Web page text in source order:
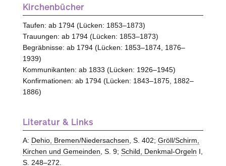
Kirchenbücher
Taufen: ab 1794 (Lücken: 1853–1873)
Trauungen: ab 1794 (Lücken: 1853–1873)
Begräbnisse: ab 1794 (Lücken: 1853–1874, 1876–
1939)
Kommunikanten: ab 1833 (Lücken: 1926–1945)
Konfirmationen: ab 1794 (Lücken: 1843–1875, 1882–
1886)
Literatur & Links
A: Dehio, Bremen/Niedersachsen , S. 402; Gröll/Schirm,
Kirchen und Gemeinden , S. 9; Schild, Denkmal-Orgeln I,
S. 248–272.